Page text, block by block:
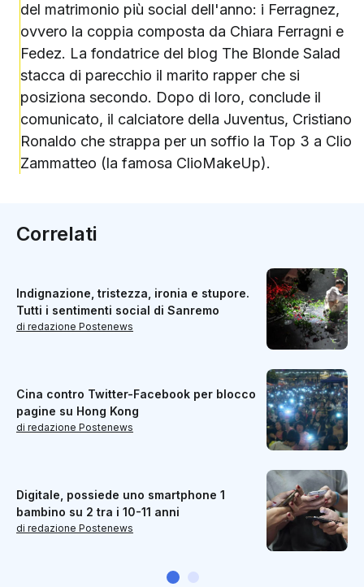
del matrimonio più social dell'anno: i Ferragnez,
ovvero la coppia composta da Chiara Ferragni e
Fedez. La fondatrice del blog The Blonde Salad
stacca di parecchio il marito rapper che si
posiziona secondo. Dopo di loro, conclude il
comunicato, il calciatore della Juventus, Cristiano
Ronaldo che strappa per un soffio la Top 3 a Clio
Zammatteo (la famosa ClioMakeUp).
Correlati
Indignazione, tristezza, ironia e stupore.
Tutti i sentimenti social di Sanremo
di redazione Postenews
Cina contro Twitter-Facebook per blocco
pagine su Hong Kong
di redazione Postenews
Digitale, possiede uno smartphone 1
bambino su 2 tra i 10-11 anni
di redazione Postenews